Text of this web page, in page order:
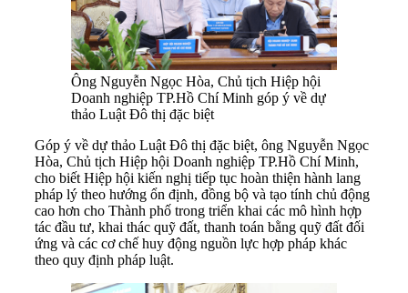
Ông Nguyễn Ngọc Hòa, Chủ tịch Hiệp hội
Doanh nghiệp TP.Hồ Chí Minh góp ý về dự
thảo Luật Đô thị đặc biệt
Góp ý về dự thảo Luật Đô thị đặc biệt, ông Nguyễn Ngọc
Hòa, Chủ tịch Hiệp hội Doanh nghiệp TP.Hồ Chí Minh,
cho biết Hiệp hội kiến nghị tiếp tục hoàn thiện hành lang
pháp lý theo hướng ổn định, đồng bộ và tạo tính chủ động
cao hơn cho Thành phố trong triển khai các mô hình hợp
tác đầu tư, khai thác quỹ đất, thanh toán bằng quỹ đất đối
ứng và các cơ chế huy động nguồn lực hợp pháp khác
theo quy định pháp luật.